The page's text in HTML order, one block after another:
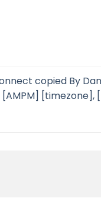
copied By
[timezone],